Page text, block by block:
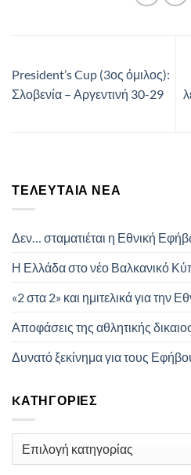
President’s Cup (3ος όμιλος):
Σλοβενία – Αργεντινή 30-29
ΤΕΛΕΥΤΑΊΑ ΝΈΑ
Δεν… σταματιέται η Εθνική
Η Ελλάδα στο νέο Βαλκανικό
«2 στα 2» και ημιτελικά για την
Αποφάσεις της αθλητικής
Δυνατό ξεκίνημα για τους
KΑΤΗΓΟΡΊΕΣ
Kατηγορίες